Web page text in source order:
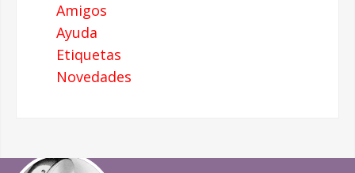
Amigos
Ayuda
Etiquetas
Novedades